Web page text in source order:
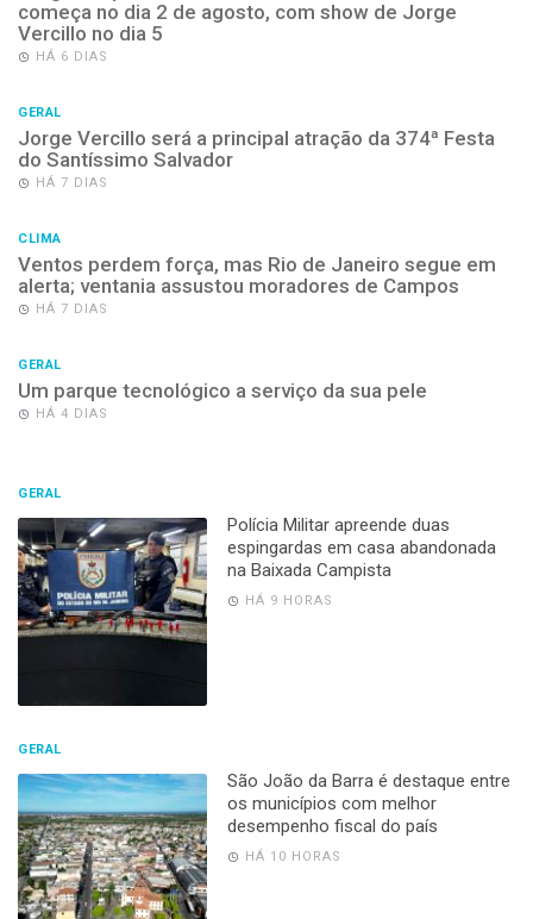
começa no dia 2 de agosto, com show de Jorge
Vercillo no dia 5
HÁ 6 DIAS
GERAL
Jorge Vercillo será a principal atração da 374ª Festa
do Santíssimo Salvador
HÁ 7 DIAS
CLIMA
Ventos perdem força, mas Rio de Janeiro segue em
alerta; ventania assustou moradores de Campos
HÁ 7 DIAS
GERAL
Um parque tecnológico a serviço da sua pele
HÁ 4 DIAS
GERAL
Polícia Militar apreende duas
espingardas em casa abandonada
na Baixada Campista
HÁ 9 HORAS
GERAL
São João da Barra é destaque entre
os municípios com melhor
desempenho fiscal do país
HÁ 10 HORAS